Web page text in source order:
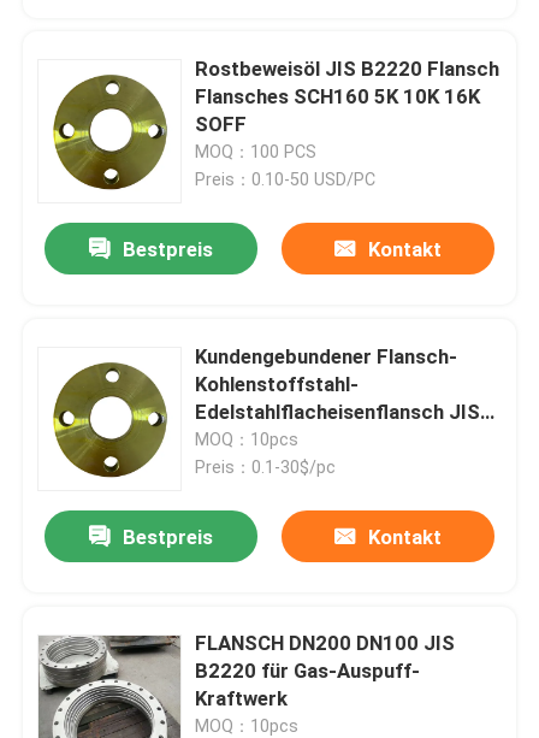
Rostbeweisöl JIS B2220 Flansch
Flansches SCH160 5K 10K 16K
SOFF
MOQ：100 PCS
Preis：0.10-50 USD/PC
Bestpreis Kontakt
Kundengebundener Flansch-
Kohlenstoffstahl-
Edelstahlflacheisenflansch JIS
B2220
MOQ：10pcs
Preis：0.1-30$/pc
Bestpreis Kontakt
FLANSCH DN200 DN100 JIS
B2220 für Gas-Auspuff-
Kraftwerk
MOQ：10pcs